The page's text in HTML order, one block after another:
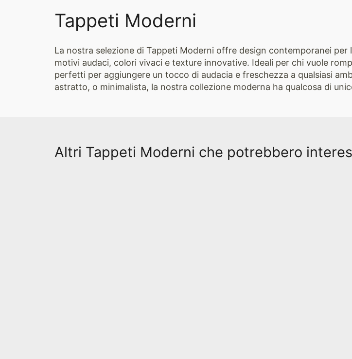
Tappeti Moderni
La nostra selezione di Tappeti Moderni offre design contemporanei
motivi audaci, colori vivaci e texture innovative. Ideali per chi vuole
perfetti per aggiungere un tocco di audacia e freschezza a qualsiasi
astratto, o minimalista, la nostra collezione moderna ha qualcosa di
Altri Tappeti Moderni che potrebbero